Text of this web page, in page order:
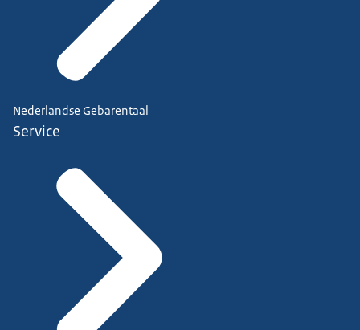
Nederlandse Gebarentaal
Service